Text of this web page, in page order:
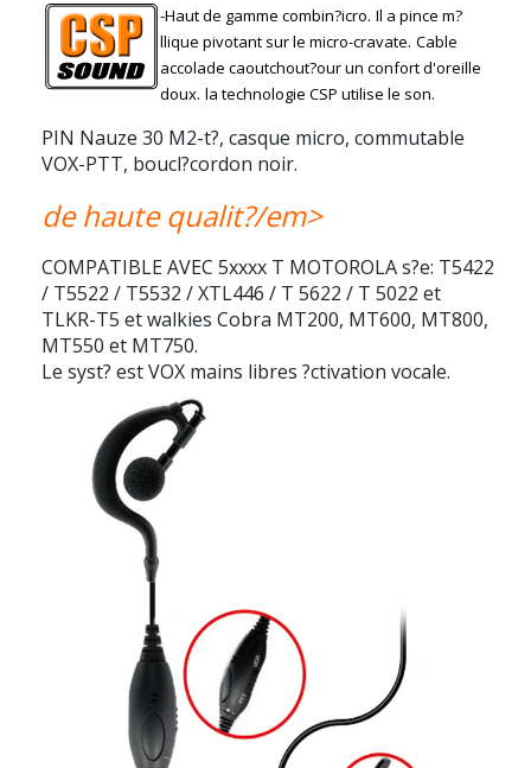
-Haut de gamme combin?icro. Il a pince m?
llique pivotant sur le micro-cravate. Cable
accolade caoutchout?our un confort d'oreille
doux. la technologie CSP utilise le son.
PIN Nauze 30 M2-t?, casque micro, commutable
VOX-PTT, boucl?cordon noir.
de haute qualit?/em>
COMPATIBLE AVEC 5xxxx T MOTOROLA s?e: T5422
/ T5522 / T5532 / XTL446 / T 5622 / T 5022 et
TLKR-T5 et walkies Cobra MT200, MT600, MT800,
MT550 et MT750.
Le syst? est VOX mains libres ?ctivation vocale.